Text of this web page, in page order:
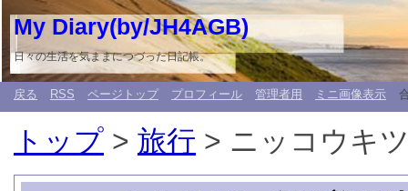
My Diary(by/JH4AGB)
日々の生活を気ままにつづった日記帳。
戻る RSS ページトップ プロフィール 管理者用 ミニ画像表示
トップ > 旅行 > ニッコウキ